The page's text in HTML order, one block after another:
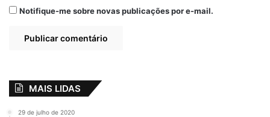
Notifique-me sobre novas publicações por e-mail.
MAIS LIDAS
29 de julho de 2020